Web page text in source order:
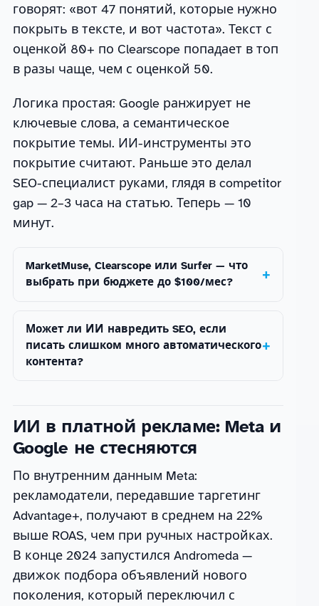
говорят: «вот 47 понятий, которые нужно
покрыть в тексте, и вот частота». Текст с
оценкой 80+ по Clearscope попадает в топ
в разы чаще, чем с оценкой 50.
Логика простая: Google ранжирует не
ключевые слова, а семантическое
покрытие темы. ИИ-инструменты это
покрытие считают. Раньше это делал
SEO-специалист руками, глядя в competitor
gap — 2–3 часа на статью. Теперь — 10
минут.
MarketMuse, Clearscope или Surfer — что
выбрать при бюджете до $100/мес?
Может ли ИИ навредить SEO, если
писать слишком много автоматического
контента?
ИИ в платной рекламе: Meta и
Google не стесняются
По внутренним данным Meta:
рекламодатели, передавшие таргетинг
Advantage+, получают в среднем на 22%
выше ROAS, чем при ручных настройках.
В конце 2024 запустился Andromeda —
движок подбора объявлений нового
поколения, который переключил с